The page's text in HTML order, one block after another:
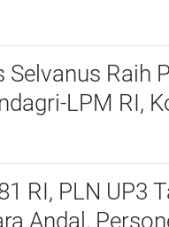
Selvanus Raih
LPM RI,
Akar Rumput
RI, PLN UP3
Andal,